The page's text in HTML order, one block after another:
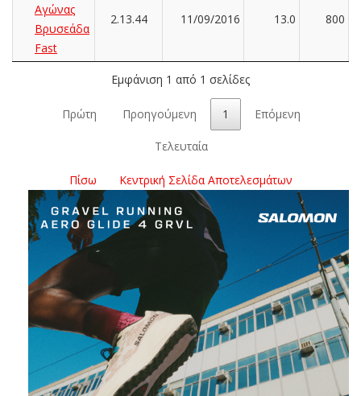
Αγώνας
Βρυσεάδα
Fast
2.13.44 11/09/2016 13.0 800
Εμφάνιση 1 από 1 σελίδες
Πρώτη Προηγούμενη 1 Επόμενη
Τελευταία
Πίσω Κεντρική Σελίδα Αποτελεσμάτων